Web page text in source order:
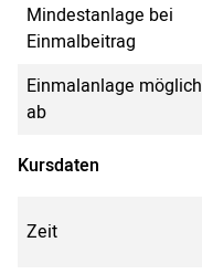
Mindestanlage bei
Einmalbeitrag
Einmalanlage möglich
ab
Kursdaten
Zeit